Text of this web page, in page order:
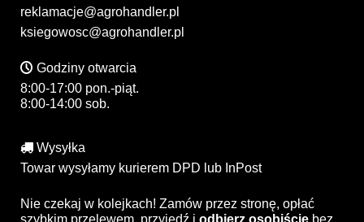
reklamacje@agrohandler.pl
ksiegowosc@agrohandler.pl
Godziny otwarcia
8:00-17:00 pon.-piąt.
8:00-14:00 sob.
Wysyłka
Towar wysyłamy kurierem DPD lub InPost
Nie czekaj w kolejkach! Zamów przez stronę, opłać